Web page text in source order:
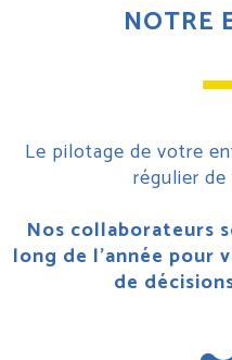
NOTRE
Le pilotage de votre
régulier
Nos collaborateurs
long de l’année pour
de